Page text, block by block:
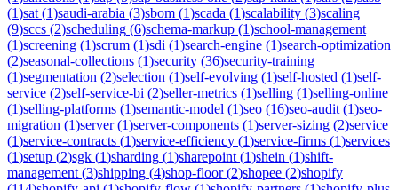
(1)sat (1)saudi-arabia (3)sbom (1)scada (1)scalability (3)scaling
(9)sccs (2)scheduling (6)schema-markup (1)school-management
(1)screening (1)scrum (1)sdi (1)search-engine (1)search-optimization
(2)seasonal-collections (1)security (36)security-training
(1)segmentation (2)selection (1)self-evolving (1)self-hosted (1)self-
service (2)self-service-bi (2)seller-metrics (1)selling (1)selling-online
(1)selling-platforms (1)semantic-model (1)seo (16)seo-audit (1)seo-
migration (1)server(1)server-components (1)server-sizing (2)service
(1)service-contracts (1)service-efficiency (1)service-firms (1)services
(1)setup (2)sgk (1)sharding (1)sharepoint (1)shein (1)shift-
management (3)shipping (4)shop-floor(2)shopee (2)shopify